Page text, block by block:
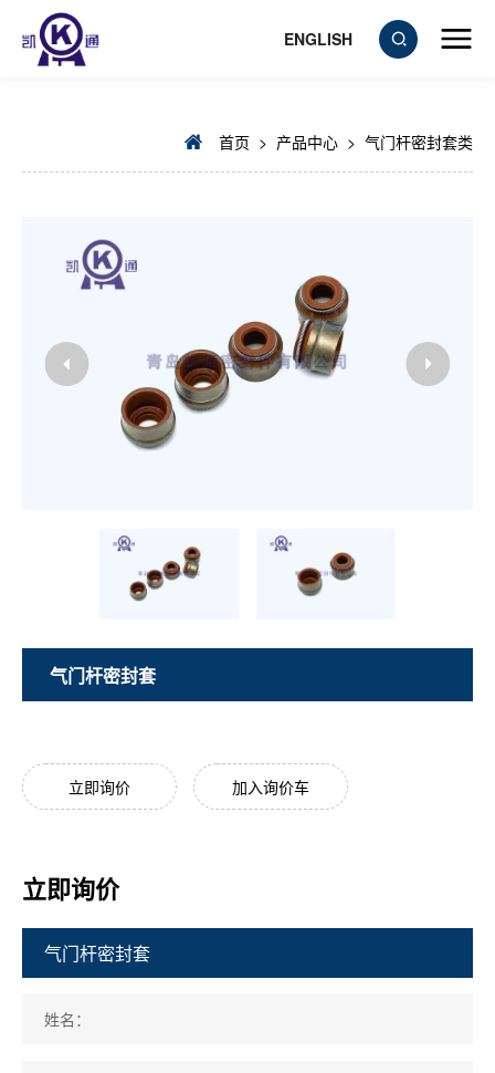
ENGLISH
首页 > 产品中心 > 气门杆密封套类
气门杆密封套
立即询价 加入询价车
立即询价
姓名：